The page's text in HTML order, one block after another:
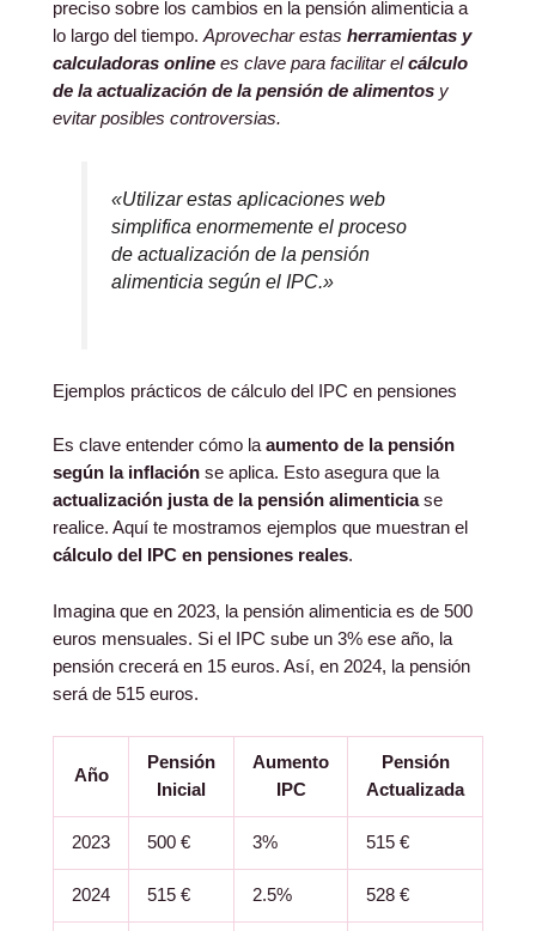
preciso sobre los cambios en la pensión alimenticia a
lo largo del tiempo. Aprovechar estas herramientas y
calculadoras online es clave para facilitar elcálculo
de la actualización de la pensión de alimentos y
evitar posibles controversias.
«Utilizar estas aplicaciones web
simplifica enormemente el proceso
de actualización de la pensión
alimenticia según el IPC.»
Ejemplos prácticos de cálculo del IPC en pensiones
Es clave entender cómo laaumento de la pensión
según la inflación se aplica. Esto asegura que la
actualización justa de la pensión alimenticiase
realice. Aquí te mostramos ejemplos que muestran el
cálculo del IPC en pensiones reales.
Imagina que en 2023, la pensión alimenticia es de 500
euros mensuales. Si el IPC sube un 3% ese año, la
pensión crecerá en 15 euros. Así, en 2024, la pensión
será de 515 euros.
Año
Pensión
Inicial
Aumento
IPC
Pensión
Actualizada
2023 500 € 3% 515 €
2024 515 € 2.5% 528 €